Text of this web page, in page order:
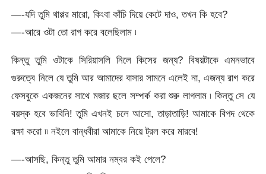
—-যদি তুমি থাপ্পর মারো, কিংবা কাঁচি দিয়ে কেটে দাও, তখন কি হবে?
—-আরে ওটা তো রাগ করে বলেছিলাম ৷
কিন্তু তুমি ওটাকে সিরিয়াসলি নিলে কিসের জন্য? বিষয়টাকে এমনভাবে
গুরুত্বে নিলে যে তুমি আর আমাদের বাসার সামনে এলেই না, এজন্য রাগ করে
ফেসবুকে একজনের সাথে মজার ছলে সম্পর্ক করা শুরু লাগলাম ৷ কিন্তু সে যে
বয়স্ক হবে ভাবিনি! তুমি এখনই চলে আসো, তাড়াতাড়ি! আমাকে বিপদ থেকে
রক্ষা করো ৷৷ নইলে বান্ধবীরা আমাকে নিয়ে ট্রল করে মারবে!
—-আসছি, কিন্তু তুমি আমার নম্বর কই পেলে?